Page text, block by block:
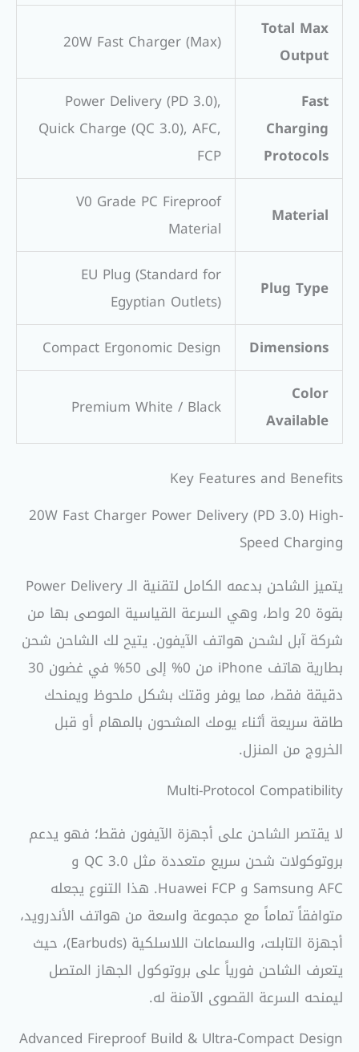
Total Max
Output
20W Fast Charger (Max)
Fast
Charging
Protocols
Power Delivery (PD 3.0),
Quick Charge (QC 3.0), AFC,
FCP
Material
V0 Grade PC Fireproof
Material
Plug Type
EU Plug (Standard for
Egyptian Outlets)
Dimensions
Compact Ergonomic Design
Color
Available
Premium White / Black
Key Features and Benefits
20W Fast Charger Power Delivery (PD 3.0) High-
Speed Charging
يتميز الشاحن بدعمه الكامل لتقنية الـ Power Delivery
بقوة 20 واط، وهي السرعة القياسية الموصى بها من
شركة آبل لشحن هواتف الآيفون. يتيح لك الشاحن شحن
بطارية هاتف iPhone من 0% إلى 50% في غضون 30
دقيقة فقط، مما يوفر وقتك بشكل ملحوظ ويمنحك
طاقة سريعة أثناء يومك المشحون بالمهام أو قبل
الخروج من المنزل.
Multi-Protocol Compatibility
لا يقتصر الشاحن على أجهزة الآيفون فقط؛ فهو يدعم
بروتوكولات شحن سريع متعددة مثل QC 3.0 و
Samsung AFC و Huawei FCP. هذا التنوع يجعله
متوافقاً تماماً مع مجموعة واسعة من هواتف الأندرويد،
أجهزة التابلت، والسماعات اللاسلكية (Earbuds)، حيث
يتعرف الشاحن فورياً على بروتوكول الجهاز المتصل
ليمنحه السرعة القصوى الآمنة له.
Advanced Fireproof Build & Ultra-Compact Design